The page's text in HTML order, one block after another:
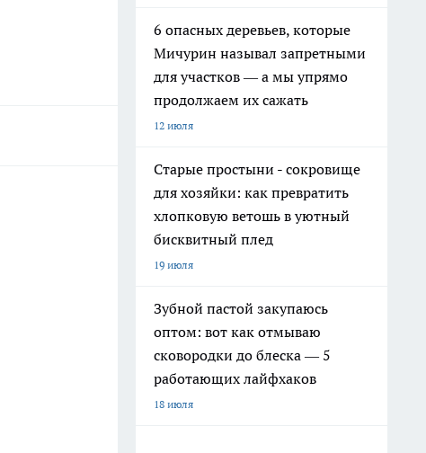
6 опасных деревьев, которые
Мичурин называл запретными
для участков — а мы упрямо
продолжаем их сажать
12 июля
Старые простыни - сокровище
для хозяйки: как превратить
хлопковую ветошь в уютный
бисквитный плед
19 июля
Зубной пастой закупаюсь
оптом: вот как отмываю
сковородки до блеска — 5
работающих лайфхаков
18 июля